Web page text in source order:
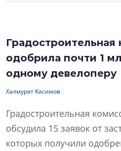
Градостроительная
одобрила почти 1
одному девелоперу
Халмурат Касимов
Градостроительная
обсудила 15 заявок от
которых получили